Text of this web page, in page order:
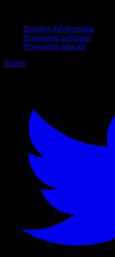
Données d'événements
Programme partenaire
Programme éducatif
Twitter